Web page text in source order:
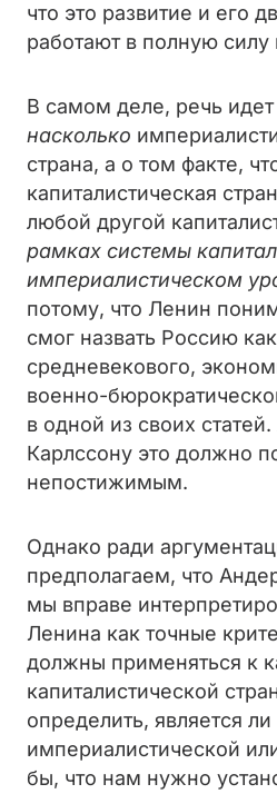
что это развитие и его
работают в полную силу
В самом деле, речь
насколько
страна, а о том факте,
капиталистическая
любой другой
рамках системы
империалистическом
потому, что Ленин
смог назвать Россию
средневекового,
военно-
в одной из своих
Карлссону это должно
непостижимым.
Однако ради
предполагаем, что
мы вправе
Ленина как точные
должны применяться к
капиталистической
определить, является ли
империалистической
бы, что нам нужно